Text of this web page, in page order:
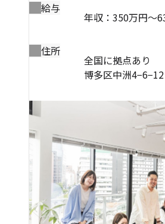
給与
年収：350万円～
住所
全国に拠点あり
博多区中洲